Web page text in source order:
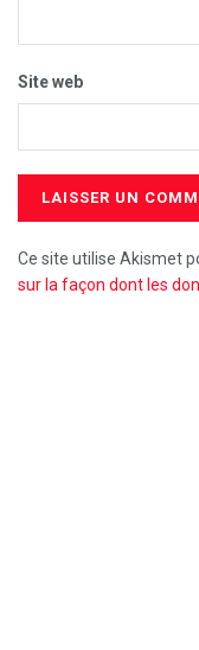
Site web
Ce site utilise Akismet
sur la façon dont les